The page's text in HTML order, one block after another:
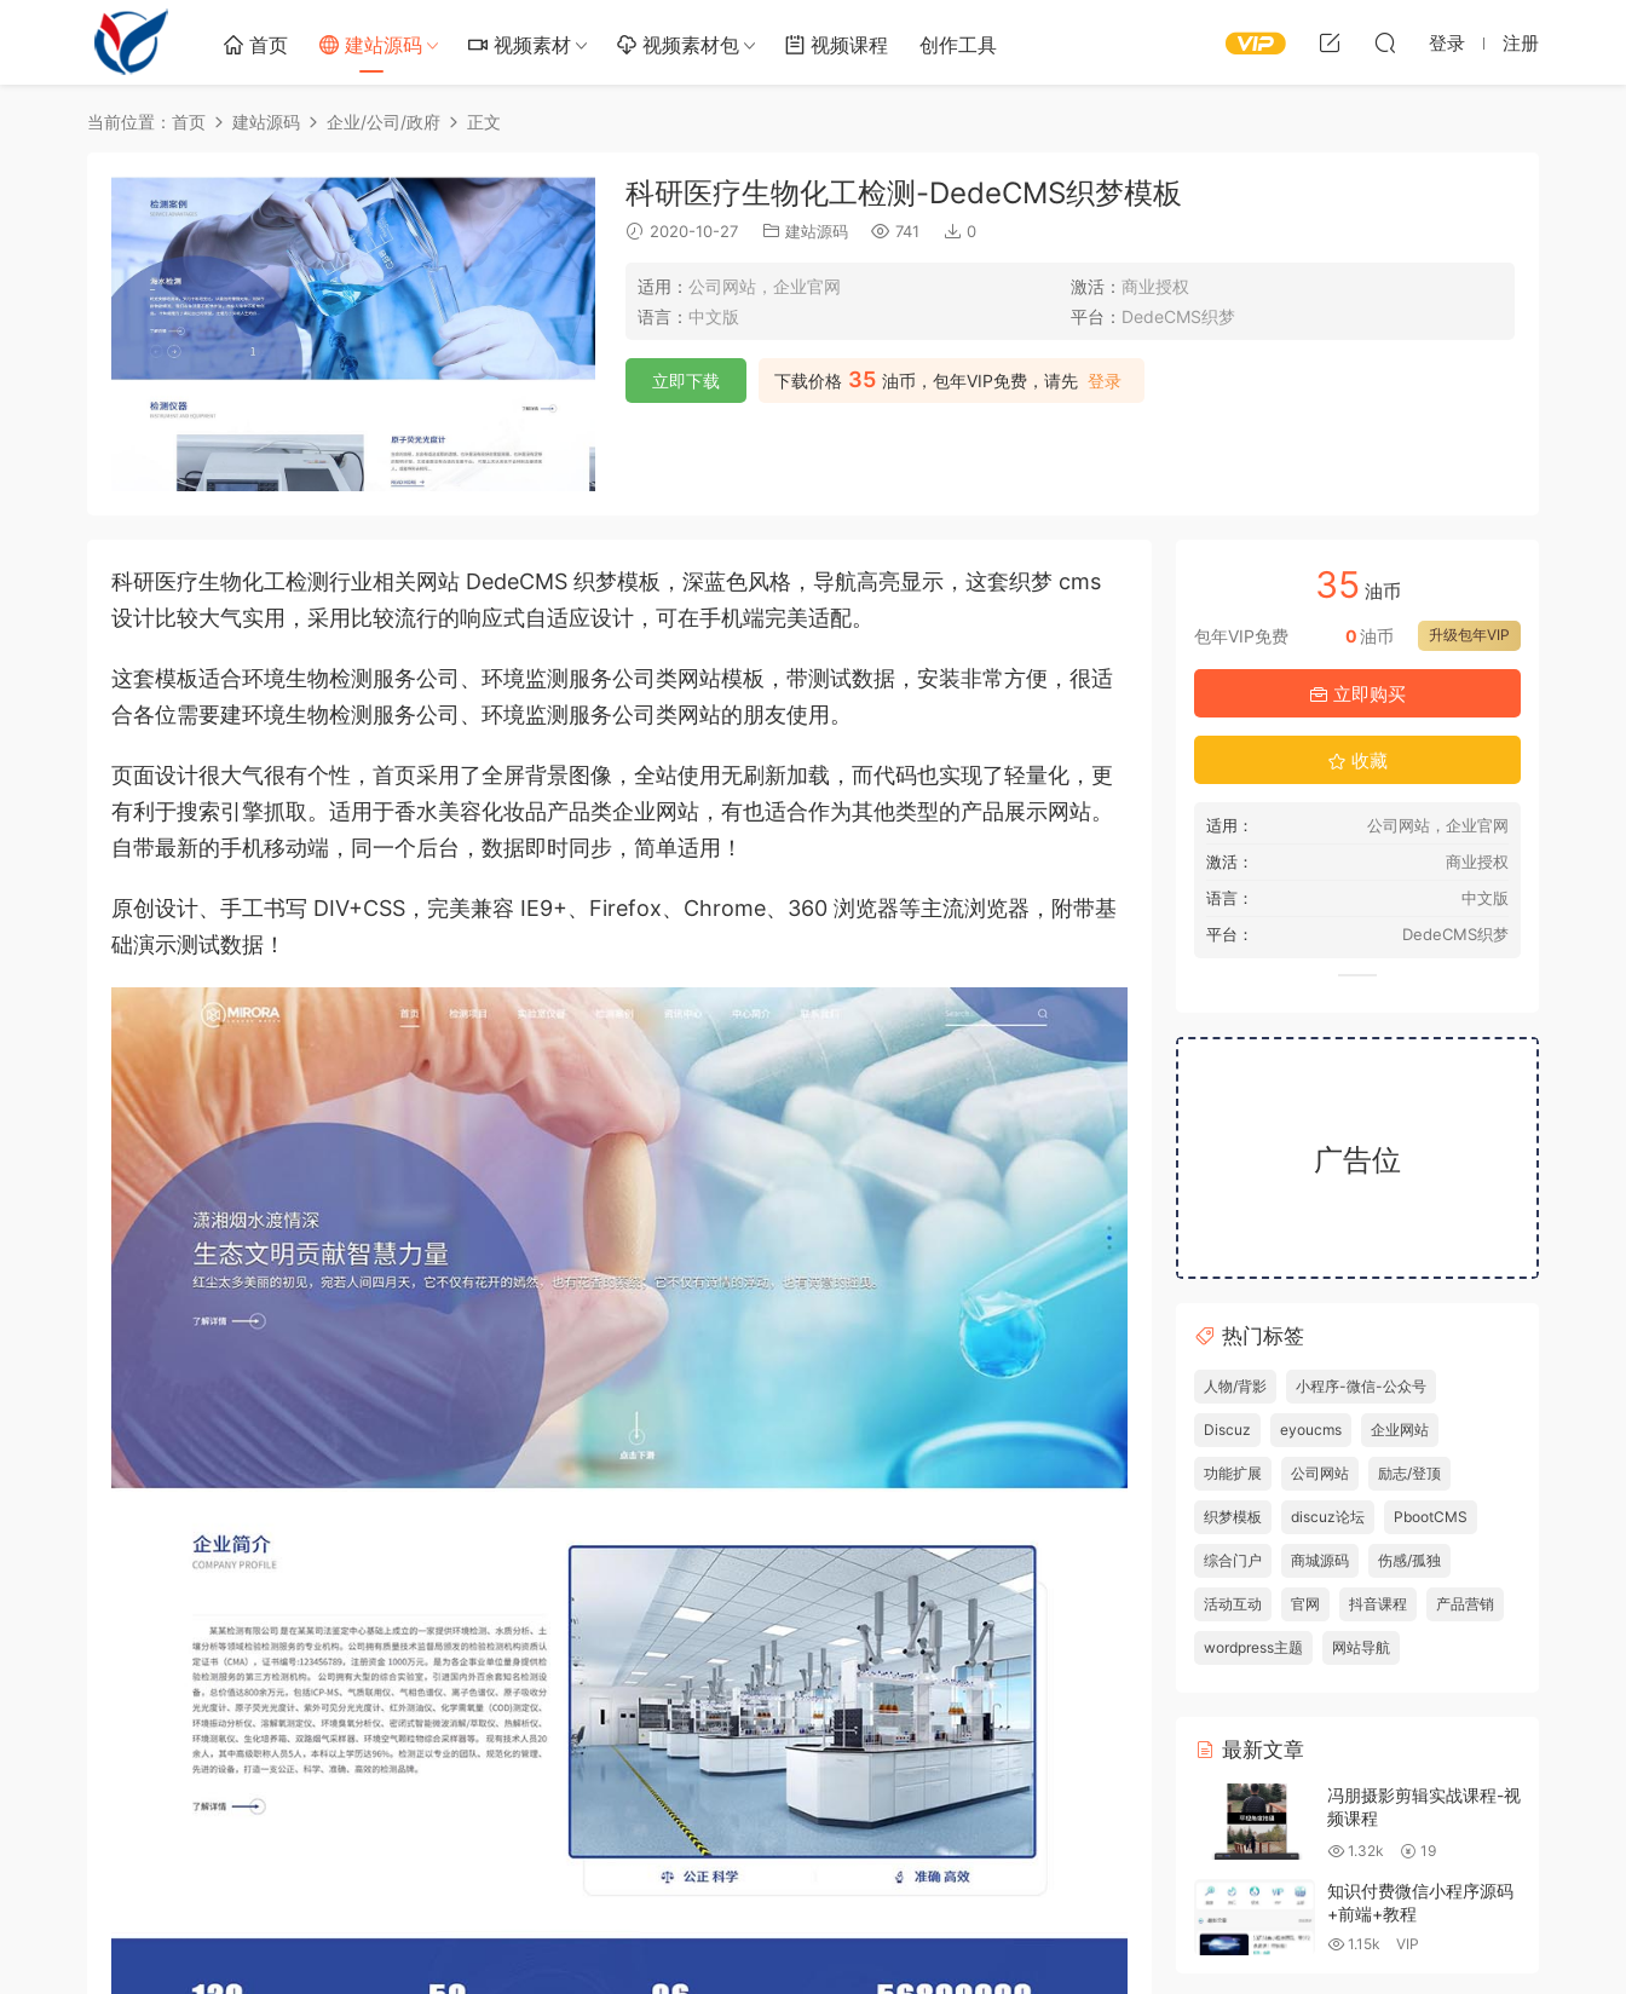
首页 建站源码 视频素材 视频素材包 视频课程 创作工具 登录 注册
当前位置： 首页 建站源码 企业/公司/政府 正文
科研医疗生物化工检测-DedeCMS织梦模板
2020-10-27 建站源码 741 0
适用： 公司网站，企业官网 激活： 商业授权
语言： 中文版 平台： DedeCMS织梦
下载价格 35 油币，包年VIP免费，请先 登录
立即下载
科研医疗生物化工检测行业相关网站 DedeCMS 织梦模板，深蓝色风格，导航高亮显示，这套织梦 cms
设计比较大气实用，采用比较流行的响应式自适应设计，可在手机端完美适配。
这套模板适合环境生物检测服务公司、环境监测服务公司类网站模板，带测试数据，安装非常方便，很适
合各位需要建环境生物检测服务公司、环境监测服务公司类网站的朋友使用。
页面设计很大气很有个性，首页采用了全屏背景图像，全站使用无刷新加载，而代码也实现了轻量化，更
有利于搜索引擎抓取。适用于香水美容化妆品产品类企业网站，有也适合作为其他类型的产品展示网站。
自带最新的手机移动端，同一个后台，数据即时同步，简单适用！
原创设计、手工书写 DIV+CSS，完美兼容 IE9+、Firefox、Chrome、360 浏览器等主流浏览器，附带基
础演示测试数据！
35 油币
包年VIP免费 升级包年VIP
0油币
立即购买
收藏
适用：
公司网站，企业官网
激活：
商业授权
语言：
中文版
平台：
DedeCMS织梦
广告位
热门标签
人物/背影 小程序-微信-公众号
Discuz eyoucms 企业网站
功能扩展 公司网站 励志/登顶
织梦模板 discuz论坛 PbootCMS
综合门户 商城源码 伤感/孤独
活动互动 官网 抖音课程 产品营销
wordpress主题 网站导航
最新文章
冯朋摄影剪辑实战课程-视
频课程
1.32k 19
知识付费微信小程序源码
+前端+教程
1.15k VIP